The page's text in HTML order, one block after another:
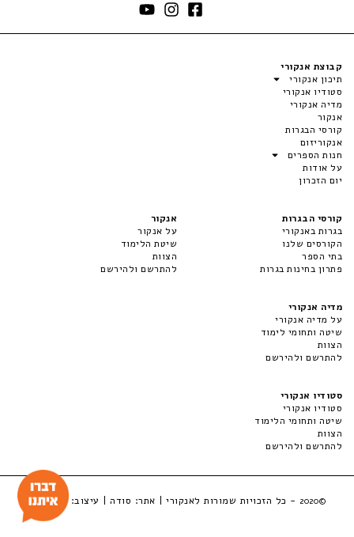
קבוצת אנקורי
תיכון אנקורי
סטודיו אנקורי
מדיה אנקורי
אנקור
קורסי הבגרות
אנקוריזום
חנות הספרים
על אודות
יום הזכרון
קורסי הבגרות
בגרות באנקורי
הקורסים שלנו
בתי הספר
פתרון בחינות בגרות
אנקור
על אנקור
שיטת הלימוד
הצוות
להתרשם ולהירשם
מדיה אנקורי
על מדיה אנקורי
שיטה ותחומי לימוד
הצוות
להתרשם ולהירשם
סטודיו אנקורי
סטודיו אנקורי
שיטה ותחומי הלימוד
הצוות
להתרשם ולהירשם
©2020 - כל הזכויות שמורות לאנקורי | אתר: סודה| עיצוב:LuckyBox